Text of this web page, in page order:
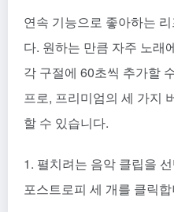
연속 기능으로 좋아하는
다. 원하는 만큼 자주 노래
각 구절에 60초씩 추가할
프로, 프리미엄의 세 가지
할 수 있습니다.
1. 펼치려는 음악 클립을
포스트로피 세 개를 클릭